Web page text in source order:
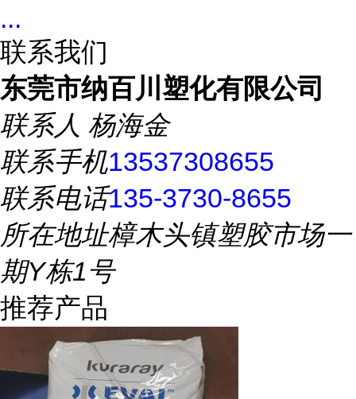
...
联系我们
东莞市纳百川塑化有限公司
联系人 杨海金
联系手机13537308655
联系电话135-3730-8655
所在地址樟木头镇塑胶市场一
期Y栋1号
推荐产品